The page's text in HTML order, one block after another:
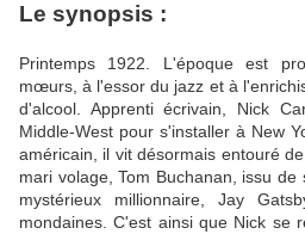
Le synopsis :
Printemps 1922. L'époque est
mœurs, à l'essor du jazz et à
d'alcool. Apprenti écrivain, Nick
Middle-West pour s'installer à New
américain, il vit désormais entouré
mari volage, Tom Buchanan, issu
mystérieux millionnaire, Jay
mondaines. C'est ainsi que Nick se